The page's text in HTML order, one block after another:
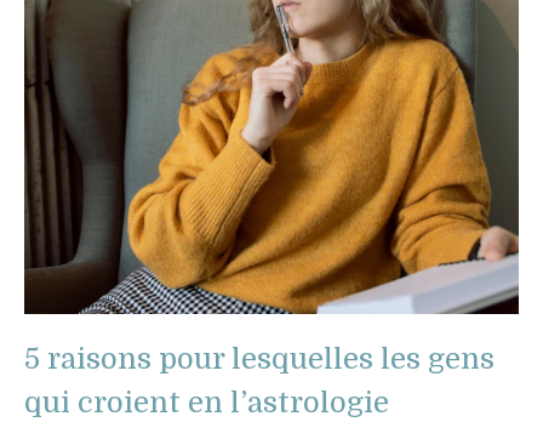
5 raisons pour lesquelles les gens
qui croient en l’astrologie